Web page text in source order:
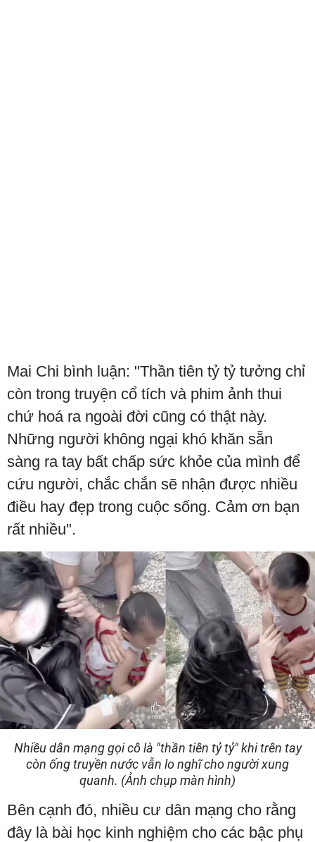
Mai Chi bình luận: "Thần tiên tỷ tỷ tưởng chỉ
còn trong truyện cổ tích và phim ảnh thui
chứ hoá ra ngoài đời cũng có thật này.
Những người không ngại khó khăn sẵn
sàng ra tay bất chấp sức khỏe của mình để
cứu người, chắc chắn sẽ nhận được nhiều
điều hay đẹp trong cuộc sống. Cảm ơn bạn
rất nhiều".
Nhiều dân mạng gọi cô là "thần tiên tỷ tỷ" khi trên tay
còn ống truyền nước vẫn lo nghĩ cho người xung
quanh. (Ảnh chụp màn hình)
Bên cạnh đó, nhiều cư dân mạng cho rằng
đây là bài học kinh nghiệm cho các bậc phụ